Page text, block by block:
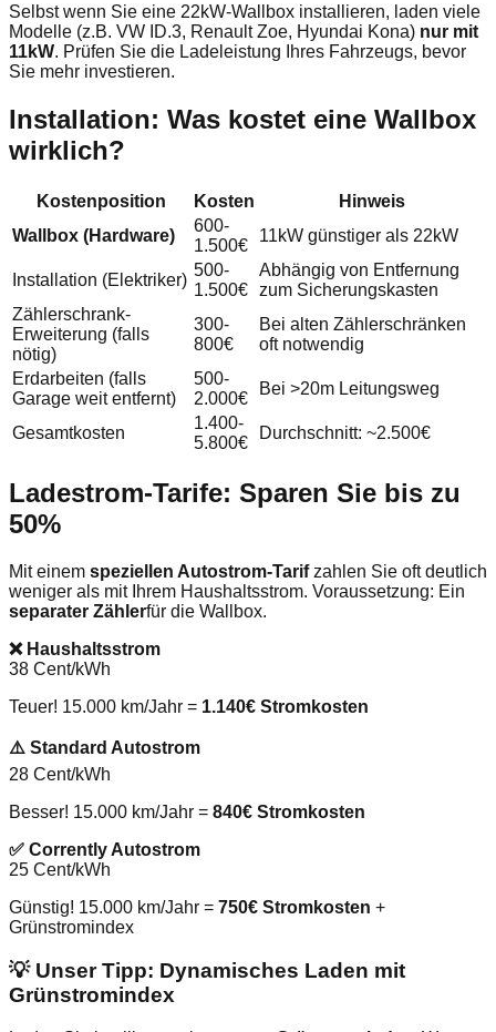
Selbst wenn Sie eine 22kW-Wallbox installieren, laden viele
Modelle (z.B. VW ID.3, Renault Zoe, Hyundai Kona) nur mit
11kW. Prüfen Sie die Ladeleistung Ihres Fahrzeugs, bevor
Sie mehr investieren.
Installation: Was kostet eine Wallbox
wirklich?
Kostenposition Kosten
Hinweis
Wallbox (Hardware)
600-
1.500€
11kW günstiger als 22kW
Installation (Elektriker)
500-
1.500€
Abhängig von Entfernung
zum Sicherungskasten
Zählerschrank-
Erweiterung (falls
nötig)
300-
800€
Bei alten Zählerschränken
oft notwendig
Erdarbeiten (falls
Garage weit entfernt)
500-
2.000€
Bei >20m Leitungsweg
Gesamtkosten
1.400-
5.800€
Durchschnitt: ~2.500€
Ladestrom-Tarife: Sparen Sie bis zu
50%
Mit einem speziellen Autostrom-Tarifzahlen Sie oft deutlich
weniger als mit Ihrem Haushaltsstrom. Voraussetzung: Ein
separater Zählerfür die Wallbox.
❌ Haushaltsstrom
38 Cent/kWh
Teuer! 15.000 km/Jahr = 1.140€ Stromkosten
⚠️ Standard Autostrom
28 Cent/kWh
Besser! 15.000 km/Jahr = 840€ Stromkosten
✅ Corrently Autostrom
25 Cent/kWh
Günstig! 15.000 km/Jahr = 750€ Stromkosten +
Grünstromindex
💡 Unser Tipp: Dynamisches Laden mit
Grünstromindex